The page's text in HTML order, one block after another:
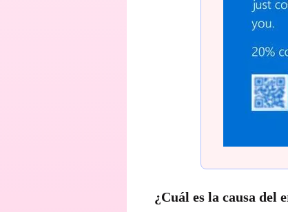
¿Cuál es la causa del